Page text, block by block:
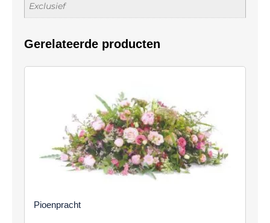
Exclusief
Gerelateerde producten
Pioenpracht